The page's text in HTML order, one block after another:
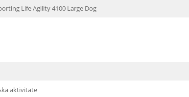
Life Agility 4100 Large Dog
aktivitāte